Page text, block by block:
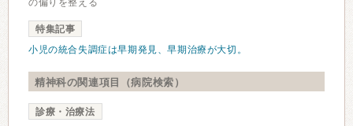
の偏りを整える
特集記事
小児の統合失調症は早期発見、早期治療が大切。
精神科の関連項目（病院検索）
診療・治療法